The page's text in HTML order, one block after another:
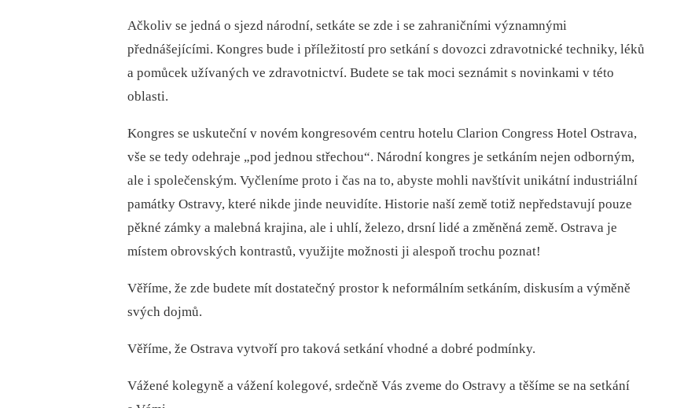
Ačkoliv se jedná o sjezd národní, setkáte se zde i se zahraničními významnými
přednášejícími. Kongres bude i příležitostí pro setkání s dovozci zdravotnické techniky, léků
a pomůcek užívaných ve zdravotnictví. Budete se tak moci seznámit s novinkami v této
oblasti.
Kongres se uskuteční v novém kongresovém centru hotelu Clarion Congress Hotel Ostrava,
vše se tedy odehraje „pod jednou střechou“. Národní kongres je setkáním nejen odborným,
ale i společenským. Vyčleníme proto i čas na to, abyste mohli navštívit unikátní industriální
památky Ostravy, které nikde jinde neuvidíte. Historie naší země totiž nepředstavují pouze
pěkné zámky a malebná krajina, ale i uhlí, železo, drsní lidé a změněná země. Ostrava je
místem obrovských kontrastů, využijte možnosti ji alespoň trochu poznat!
Věříme, že zde budete mít dostatečný prostor k neformálním setkáním, diskusím a výměně
svých dojmů.
Věříme, že Ostrava vytvoří pro taková setkání vhodné a dobré podmínky.
Vážené kolegyně a vážení kolegové, srdečně Vás zveme do Ostravy a těšíme se na setkání